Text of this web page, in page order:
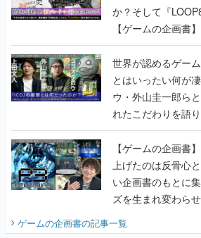
か？そして『
【ゲームの企画書】
世界が認めるゲー
とはいったい何が
ウ・外山圭一郎ら
れたこだわりを語
画書】
【ゲームの企画書
上げたのは反骨心
い企画書のもとに
ズを生まれ変わら
ゲームの企画書の記事一覧